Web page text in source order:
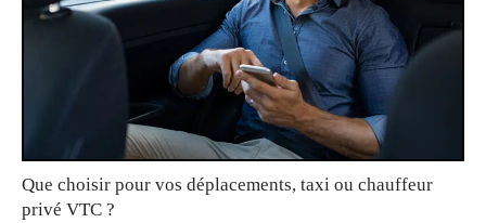
Que choisir pour vos déplacements, taxi ou chauffeur
privé VTC ?